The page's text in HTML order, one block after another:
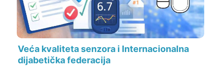
Veća kvaliteta senzora i Internacionalna
dijabetička federacija